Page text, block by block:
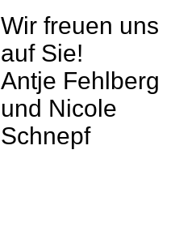
Wir freuen uns
auf Sie!
Antje Fehlberg
und Nicole
Schnepf